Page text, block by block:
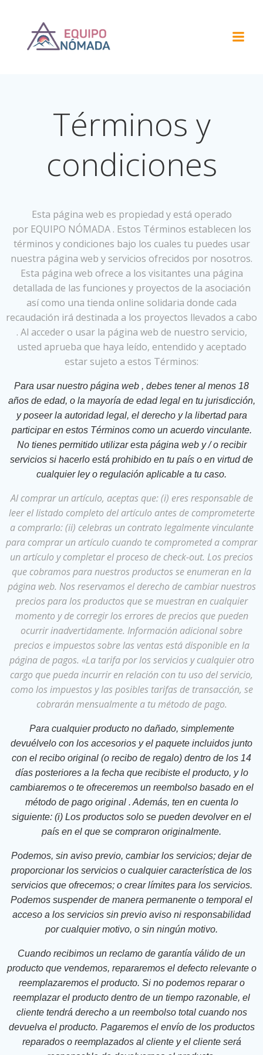
Términos y
condiciones
Esta página web es propiedad y está operado
por EQUIPO NÓMADA . Estos Términos establecen los
términos y condiciones bajo los cuales tu puedes usar
nuestra página web y servicios ofrecidos por nosotros.
Esta página web ofrece a los visitantes una página
detallada de las funciones y proyectos de la asociación
así como una tienda online solidaria donde cada
recaudación irá destinada a los proyectos llevados a cabo
. Al acceder o usar la página web de nuestro servicio,
usted aprueba que haya leído, entendido y aceptado
estar sujeto a estos Términos:
Para usar nuestro página web , debes tener al menos 18
años de edad, o la mayoría de edad legal en tu jurisdicción,
y poseer la autoridad legal, el derecho y la libertad para
participar en estos Términos como un acuerdo vinculante.
No tienes permitido utilizar esta página web y / o recibir
servicios si hacerlo está prohibido en tu país o en virtud de
cualquier ley o regulación aplicable a tu caso.
Al comprar un artículo, aceptas que: (i) eres responsable de
leer el listado completo del artículo antes de comprometerte
a comprarlo: (ii) celebras un contrato legalmente vinculante
para comprar un artículo cuando te comprometed a comprar
un artículo y completar el proceso de check-out. Los precios
que cobramos para nuestros productos se enumeran en la
página web. Nos reservamos el derecho de cambiar nuestros
precios para los productos que se muestran en cualquier
momento y de corregir los errores de precios que pueden
ocurrir inadvertidamente. Información adicional sobre
precios e impuestos sobre las ventas está disponible en la
página de pagos. «La tarifa por los servicios y cualquier otro
cargo que pueda incurrir en relación con tu uso del servicio,
como los impuestos y las posibles tarifas de transacción, se
cobrarán mensualmente a tu método de pago.
Para cualquier producto no dañado, simplemente
devuélvelo con los accesorios y el paquete incluidos junto
con el recibo original (o recibo de regalo) dentro de los 14
días posteriores a la fecha que recibiste el producto, y lo
cambiaremos o te ofreceremos un reembolso basado en el
método de pago original . Además, ten en cuenta lo
siguiente: (i) Los productos solo se pueden devolver en el
país en el que se compraron originalmente.
Podemos, sin aviso previo, cambiar los servicios; dejar de
proporcionar los servicios o cualquier característica de los
servicios que ofrecemos; o crear límites para los servicios.
Podemos suspender de manera permanente o temporal el
acceso a los servicios sin previo aviso ni responsabilidad
por cualquier motivo, o sin ningún motivo.
Cuando recibimos un reclamo de garantía válido de un
producto que vendemos, repararemos el defecto relevante o
reemplazaremos el producto. Si no podemos reparar o
reemplazar el producto dentro de un tiempo razonable, el
cliente tendrá derecho a un reembolso total cuando nos
devuelva el producto. Pagaremos el envío de los productos
reparados o reemplazados al cliente y el cliente será